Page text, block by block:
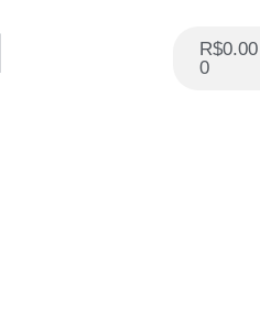
R$0.00
0